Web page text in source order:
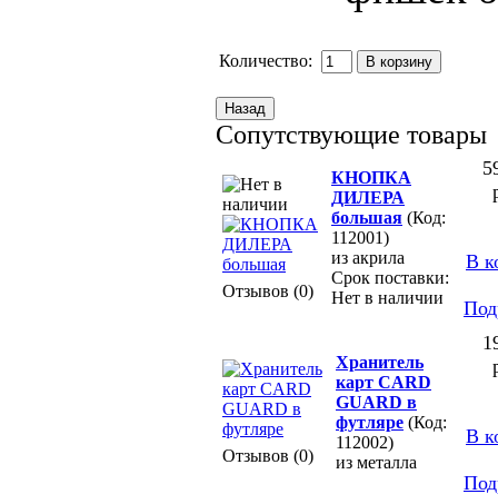
Количество:
Сопутствующие товары
Отзывов (0)
КНОПКА
ДИЛЕРА
большая (Код:
112001)
из акрила
Срок поставки:
Нет в наличии
В
Отзывов (0)
Хранитель
карт CARD
GUARD в
футляре (Код:
112002)
из металла
В